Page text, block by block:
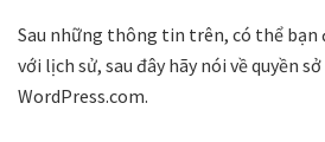
Sau những thông tin trên, có thể bạn
với lịch sử, sau đây hãy nói về quyền
WordPress.com.